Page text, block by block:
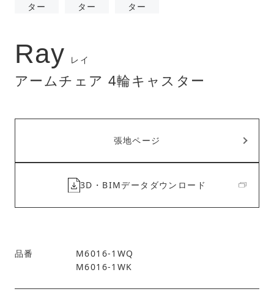
Ray レイ
アームチェア 4輪キャスター
張地ページ
3D・BIMデータダウンロード
品番
M6016-1WQ
M6016-1WK